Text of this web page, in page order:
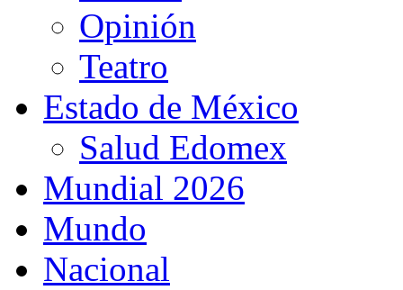
Opinión
Teatro
Estado de México
Salud Edomex
Mundial 2026
Mundo
Nacional